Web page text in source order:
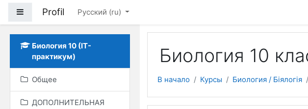
Боковая панель
Profil Русский ‎(ru)‎
Биология 10 (IT-
практикум)
Общее
ДОПОЛНИТЕЛЬНАЯ
Биология 10
В начало Курсы Биология / Біялогія